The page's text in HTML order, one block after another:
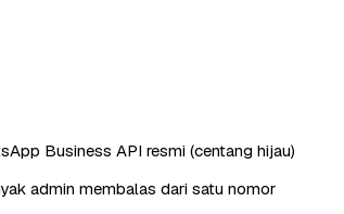
Business API resmi (centang hijau)
admin membalas dari satu nomor